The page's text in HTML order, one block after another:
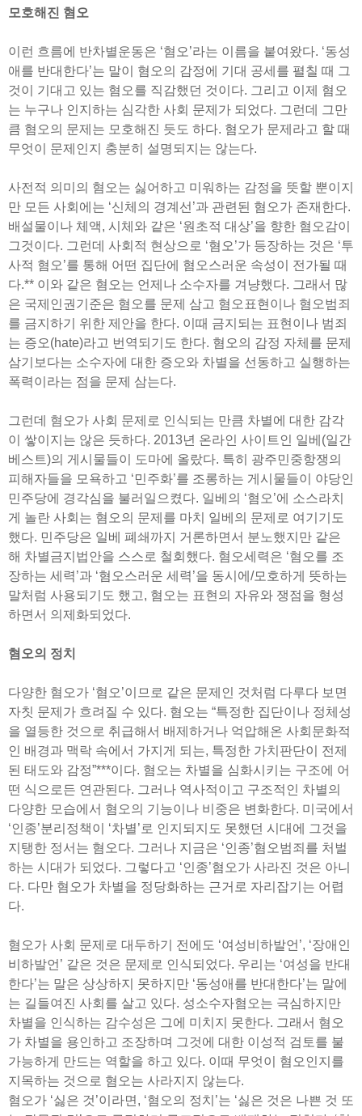
모호해진 혐오
이런 흐름에 반차별운동은 ‘혐오’라는 이름을 붙여왔다. ‘동성
애를 반대한다’는 말이 혐오의 감정에 기대 공세를 펼칠 때 그
것이 기대고 있는 혐오를 직감했던 것이다. 그리고 이제 혐오
는 누구나 인지하는 심각한 사회 문제가 되었다. 그런데 그만
큼 혐오의 문제는 모호해진 듯도 하다. 혐오가 문제라고 할 때
무엇이 문제인지 충분히 설명되지는 않는다.
사전적 의미의 혐오는 싫어하고 미워하는 감정을 뜻할 뿐이지
만 모든 사회에는 ‘신체의 경계선’과 관련된 혐오가 존재한다.
배설물이나 체액, 시체와 같은 ‘원초적 대상’을 향한 혐오감이
그것이다. 그런데 사회적 현상으로 ‘혐오’가 등장하는 것은 ‘투
사적 혐오’를 통해 어떤 집단에 혐오스러운 속성이 전가될 때
다.** 이와 같은 혐오는 언제나 소수자를 겨냥했다. 그래서 많
은 국제인권기준은 혐오를 문제 삼고 혐오표현이나 혐오범죄
를 금지하기 위한 제안을 한다. 이때 금지되는 표현이나 범죄
는 증오(hate)라고 번역되기도 한다. 혐오의 감정 자체를 문제
삼기보다는 소수자에 대한 증오와 차별을 선동하고 실행하는
폭력이라는 점을 문제 삼는다.
그런데 혐오가 사회 문제로 인식되는 만큼 차별에 대한 감각
이 쌓이지는 않은 듯하다. 2013년 온라인 사이트인 일베(일간
베스트)의 게시물들이 도마에 올랐다. 특히 광주민중항쟁의
피해자들을 모욕하고 ‘민주화’를 조롱하는 게시물들이 야당인
민주당에 경각심을 불러일으켰다. 일베의 ‘혐오’에 소스라치
게 놀란 사회는 혐오의 문제를 마치 일베의 문제로 여기기도
했다. 민주당은 일베 폐쇄까지 거론하면서 분노했지만 같은
해 차별금지법안을 스스로 철회했다. 혐오세력은 ‘혐오를 조
장하는 세력’과 ‘혐오스러운 세력’을 동시에/모호하게 뜻하는
말처럼 사용되기도 했고, 혐오는 표현의 자유와 쟁점을 형성
하면서 의제화되었다.
혐오의 정치
다양한 혐오가 ‘혐오’이므로 같은 문제인 것처럼 다루다 보면
자칫 문제가 흐려질 수 있다. 혐오는 “특정한 집단이나 정체성
을 열등한 것으로 취급해서 배제하거나 억압해온 사회문화적
인 배경과 맥락 속에서 가지게 되는, 특정한 가치판단이 전제
된 태도와 감정”***이다. 혐오는 차별을 심화시키는 구조에 어
떤 식으로든 연관된다. 그러나 역사적이고 구조적인 차별의
다양한 모습에서 혐오의 기능이나 비중은 변화한다. 미국에서
‘인종’분리정책이 ‘차별’로 인지되지도 못했던 시대에 그것을
지탱한 정서는 혐오다. 그러나 지금은 ‘인종’혐오범죄를 처벌
하는 시대가 되었다. 그렇다고 ‘인종’혐오가 사라진 것은 아니
다. 다만 혐오가 차별을 정당화하는 근거로 자리잡기는 어렵
다.
혐오가 사회 문제로 대두하기 전에도 ‘여성비하발언’, ‘장애인
비하발언’ 같은 것은 문제로 인식되었다. 우리는 ‘여성을 반대
한다’는 말은 상상하지 못하지만 ‘동성애를 반대한다’는 말에
는 길들여진 사회를 살고 있다. 성소수자혐오는 극심하지만
차별을 인식하는 감수성은 그에 미치지 못한다. 그래서 혐오
가 차별을 용인하고 조장하며 그것에 대한 이성적 검토를 불
가능하게 만드는 역할을 하고 있다. 이때 무엇이 혐오인지를
지목하는 것으로 혐오는 사라지지 않는다.
혐오가 ‘싫은 것’이라면, ‘혐오의 정치’는 ‘싫은 것은 나쁜 것 또